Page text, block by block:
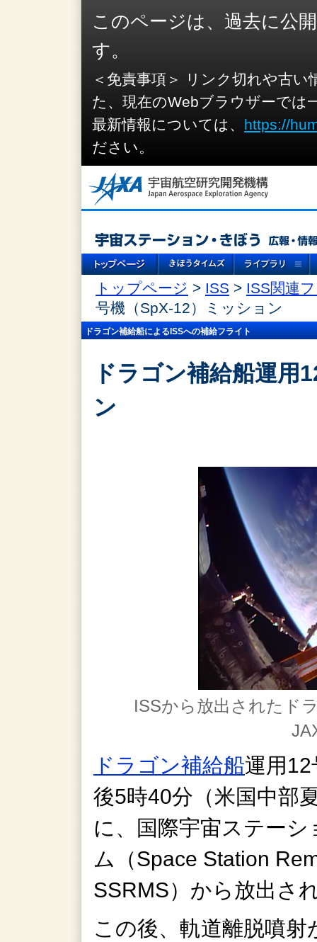
このページは、過去に公
す。
＜免責事項＞ リンク切れや古
た、現在のWebブラウザーでは
最新情報については、 https://
ださい。
トップページ > ISS > ISS関連
号機（SpX-12）ミッション
ドラゴン補給船によるISSへの補給フライト
ドラゴン補給船運用
ン
ISSから放出されたド
ドラゴン補給船運用
後5時40分（米国中部
に、国際宇宙ステー
ム（Space Station
SSRMS）から放出さ
この後、軌道離脱噴